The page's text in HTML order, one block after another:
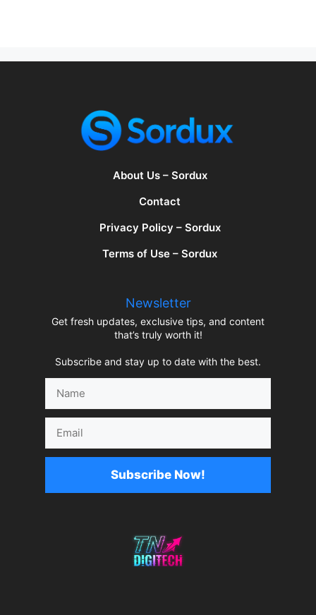
About Us – Sordux
Contact
Privacy Policy – Sordux
Terms of Use – Sordux
Newsletter
Get fresh updates, exclusive tips, and content
that’s truly worth it!
Subscribe and stay up to date with the best.
Subscribe Now!